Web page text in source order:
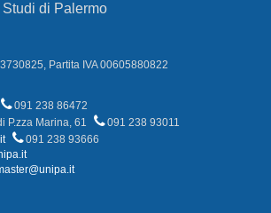
di Palermo
Partita IVA 00605880822
091 238 86472
P.zza Marina, 61
091 238 93011
091 238 93666